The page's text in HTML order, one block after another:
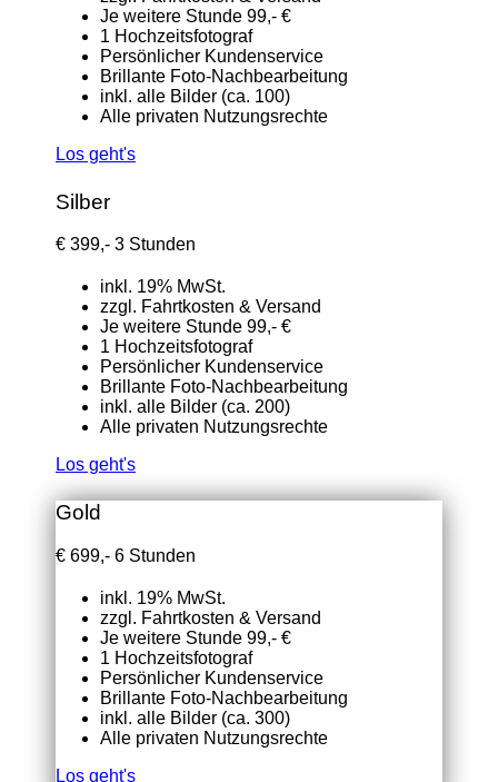
Je weitere Stunde 99,- €
1 Hochzeitsfotograf
Persönlicher Kundenservice
Brillante Foto-Nachbearbeitung
inkl. alle Bilder (ca. 100)
Alle privaten Nutzungsrechte
Los geht's
Silber
€ 399,- 3 Stunden
inkl. 19% MwSt.
zzgl. Fahrtkosten & Versand
Je weitere Stunde 99,- €
1 Hochzeitsfotograf
Persönlicher Kundenservice
Brillante Foto-Nachbearbeitung
inkl. alle Bilder (ca. 200)
Alle privaten Nutzungsrechte
Los geht's
Gold
€ 699,- 6 Stunden
inkl. 19% MwSt.
zzgl. Fahrtkosten & Versand
Je weitere Stunde 99,- €
1 Hochzeitsfotograf
Persönlicher Kundenservice
Brillante Foto-Nachbearbeitung
inkl. alle Bilder (ca. 300)
Alle privaten Nutzungsrechte
Los geht's